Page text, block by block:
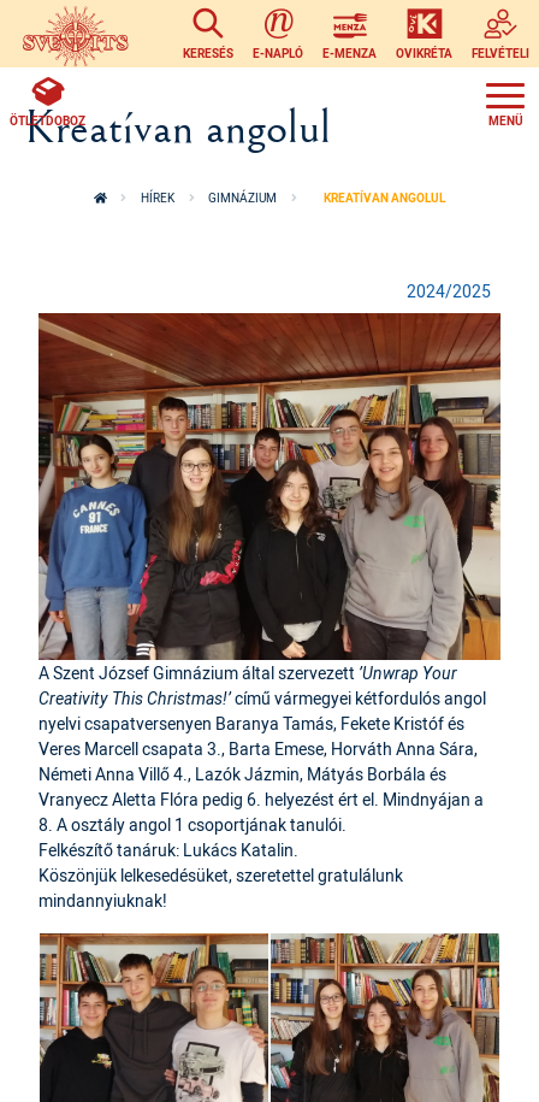
Ugrás a tartalomra
KERESÉS E-NAPLÓ E-MENZA OVIKRÉTA FELVÉTELI
ÖTLETDOBOZ
Kreatívan angolul
HÍREK GIMNÁZIUM KREATÍVAN ANGOLUL
2024/2025
A Szent József Gimnázium által szervezett ’Unwrap Your
Creativity This Christmas!’című vármegyei kétfordulós angol
nyelvi csapatversenyen Baranya Tamás, Fekete Kristóf és
Veres Marcell csapata 3., Barta Emese, Horváth Anna Sára,
Németi Anna Villő 4., Lazók Jázmin, Mátyás Borbála és
Vranyecz Aletta Flóra pedig 6. helyezést ért el. Mindnyájan a
8. A osztály angol 1 csoportjának tanulói.
Felkészítő tanáruk: Lukács Katalin.
Köszönjük lelkesedésüket, szeretettel gratulálunk
mindannyiuknak!